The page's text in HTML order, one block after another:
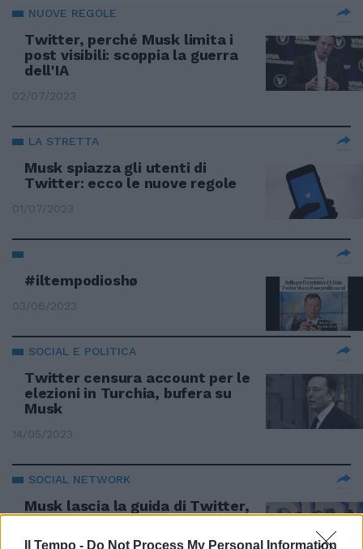
Il Tempo - Do Not Process My Personal Information
NUOVE REGOLE
Twitter, perché Musk limita i
post visibili: scoppia la guerra
dell'IA
02/07/2023
LA STRETTA
Musk spiazza gli utenti di
Twitter: ecco le nuove regole
01/07/2023
#iltempodioshø
03/06/2023
SOCIAL E POLITICA
Twitter censura account per le
elezioni in Turchia, bufera su
Musk
14/05/2023
SOCIAL NETWORK
Musk lascia la guida di Twitter,
con una sorpresa: arriva un
nuovo Ceo